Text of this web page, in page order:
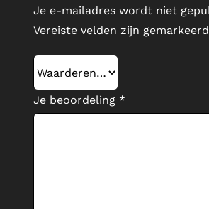
Je e-mailadres wordt niet
Vereiste velden zijn
Je beoordeling *